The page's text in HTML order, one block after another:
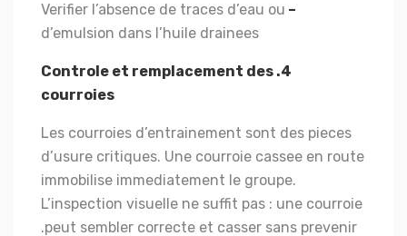
–
Verifier l’absence de traces d’eau ou
d’emulsion dans l’huile drainees
4. Controle et remplacement des
courroies
Les courroies d’entrainement sont des pieces
d’usure critiques. Une courroie cassee en route
immobilise immediatement le groupe.
L’inspection visuelle ne suffit pas : une courroie
peut sembler correcte et casser sans prevenir.